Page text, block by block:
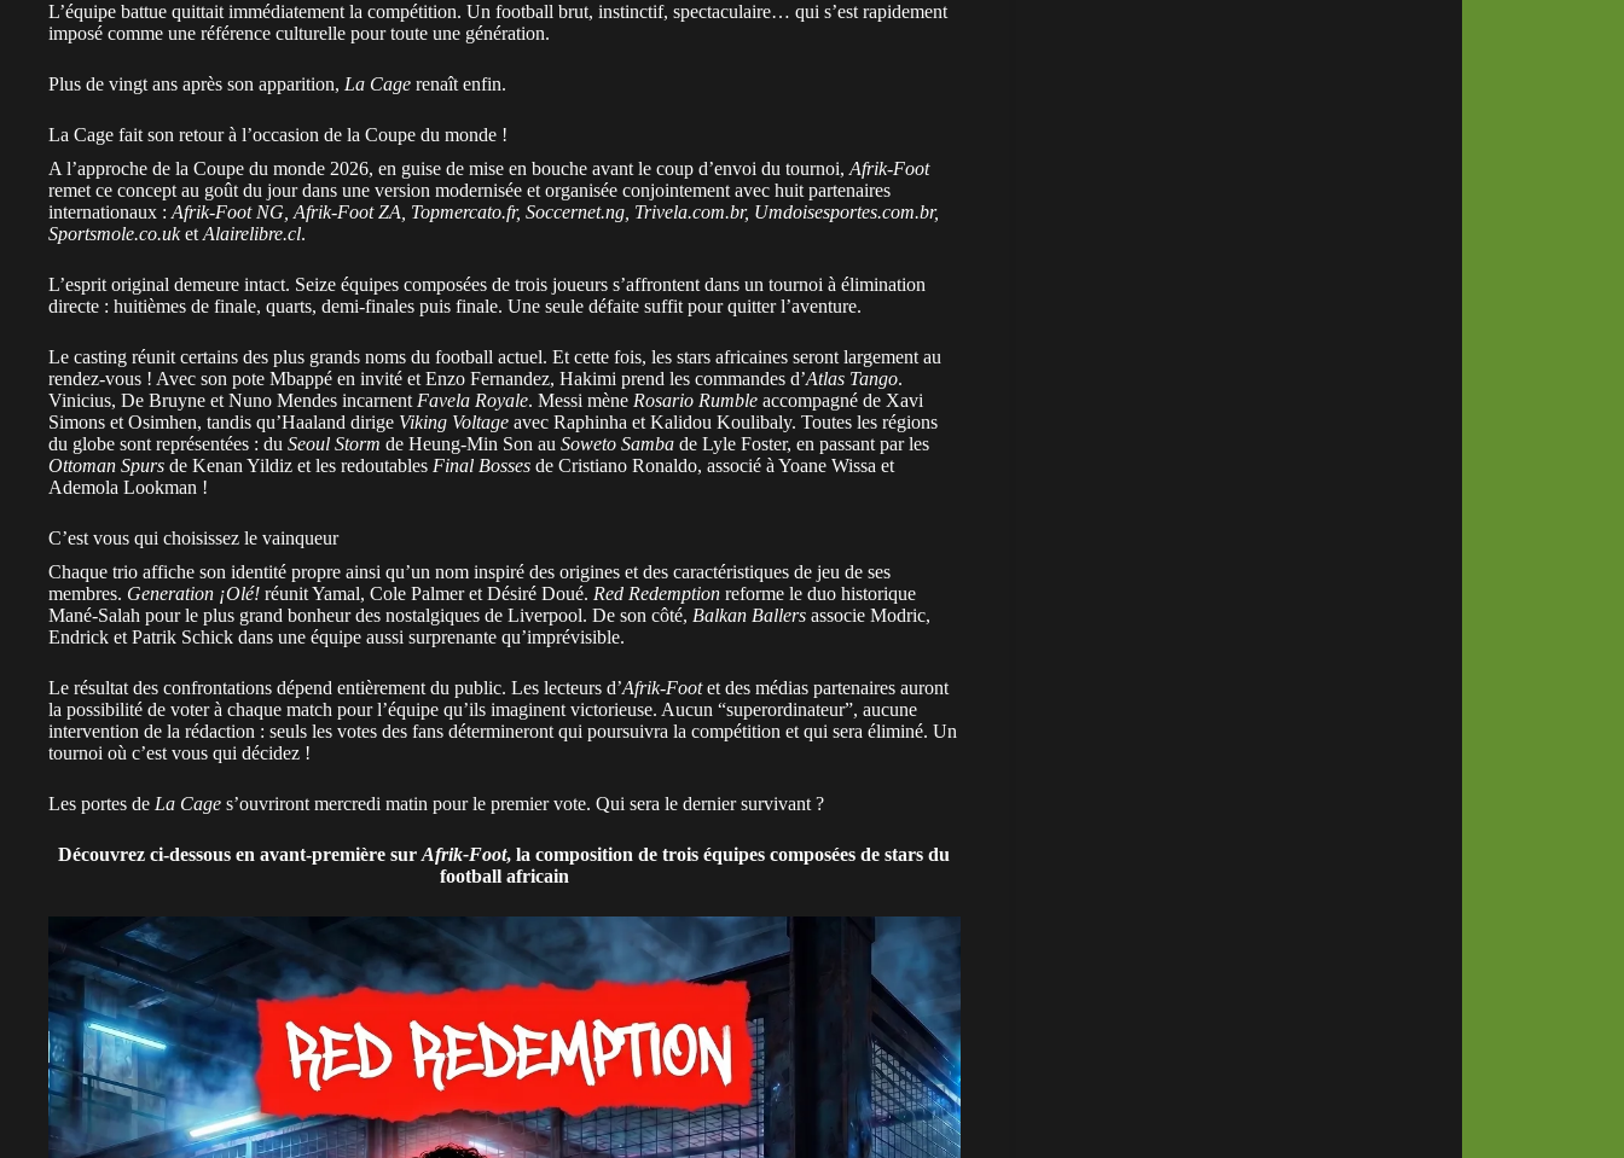
L’équipe battue quittait immédiatement la compétition. Un football brut, instinctif, spectaculaire… qui s’est rapidement
imposé comme une référence culturelle pour toute une génération.
Plus de vingt ans après son apparition, La Cage renaît enfin.
La Cage fait son retour à l’occasion de la Coupe du monde !
A l’approche de la Coupe du monde 2026, en guise de mise en bouche avant le coup d’envoi du tournoi, Afrik-Foot
remet ce concept au goût du jour dans une version modernisée et organisée conjointement avec huit partenaires
internationaux : Afrik-Foot NG, Afrik-Foot ZA, Topmercato.fr, Soccernet.ng, Trivela.com.br, Umdoisesportes.com.br,
Sportsmole.co.uket Alairelibre.cl.
L’esprit original demeure intact. Seize équipes composées de trois joueurs s’affrontent dans un tournoi à élimination
directe : huitièmes de finale, quarts, demi-finales puis finale. Une seule défaite suffit pour quitter l’aventure.
Le casting réunit certains des plus grands noms du football actuel. Et cette fois, les stars africaines seront largement au
rendez-vous ! Avec son pote Mbappé en invité et Enzo Fernandez, Hakimi prend les commandes d’Atlas Tango.
Vinicius, De Bruyne et Nuno Mendes incarnent Favela Royale. Messi mène Rosario Rumble accompagné de Xavi
Simons et Osimhen, tandis qu’Haaland dirige Viking Voltage avec Raphinha et Kalidou Koulibaly. Toutes les régions
du globe sont représentées : du Seoul Storm de Heung-Min Son au Soweto Samba de Lyle Foster, en passant par les
Ottoman Spurs de Kenan Yildiz et les redoutables Final Bosses de Cristiano Ronaldo, associé à Yoane Wissa et
Ademola Lookman !
C’est vous qui choisissez le vainqueur
Chaque trio affiche son identité propre ainsi qu’un nom inspiré des origines et des caractéristiques de jeu de ses
membres. Generation ¡Olé! réunit Yamal, Cole Palmer et Désiré Doué. Red Redemption reforme le duo historique
Mané-Salah pour le plus grand bonheur des nostalgiques de Liverpool. De son côté, Balkan Ballers associe Modric,
Endrick et Patrik Schick dans une équipe aussi surprenante qu’imprévisible.
Le résultat des confrontations dépend entièrement du public. Les lecteurs d’Afrik-Footet des médias partenaires auront
la possibilité de voter à chaque match pour l’équipe qu’ils imaginent victorieuse. Aucun “superordinateur”, aucune
intervention de la rédaction : seuls les votes des fans détermineront qui poursuivra la compétition et qui sera éliminé. Un
tournoi où c’est vous qui décidez !
Les portes de La Cage s’ouvriront mercredi matin pour le premier vote. Qui sera le dernier survivant ?
Découvrez ci-dessous en avant-première surAfrik-Foot, la composition de trois équipes composées de stars du
football africain